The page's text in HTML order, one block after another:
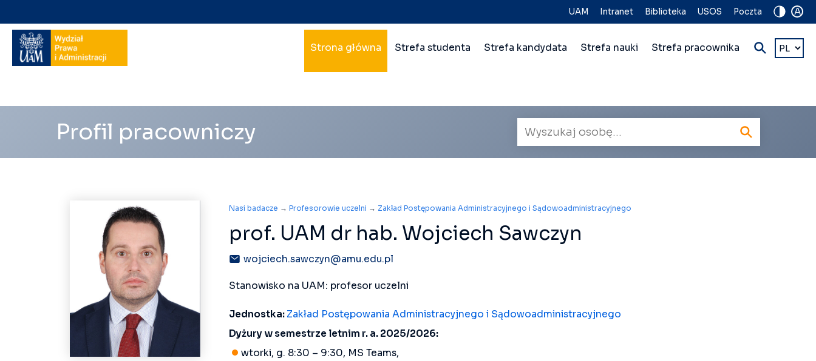
A
Nawigacja
na
skróty
UAM Intranet Biblioteka USOS Poczta
Nawigacja
główna
wielopoziomowa
Strona główna Strefa studenta Strefa kandydata Strefa nauki Strefa pracownika
Wybierz
język
Profil pracowniczy
pracowników
Nasi badacze → Profesorowie uczelni → Zakład Postępowania Administracyjnego i Sądowoadministracyjnego
prof. UAM dr hab. Wojciech Sawczyn
wojciech.sawczyn@amu.edu.pl
Stanowisko na UAM: profesor uczelni
Jednostka: Zakład Postępowania Administracyjnego i Sądowoadministracyjnego
Dyżury w semestrze letnim r. a. 2025/2026:
wtorki, g. 8:30 – 9:30, MS Teams,